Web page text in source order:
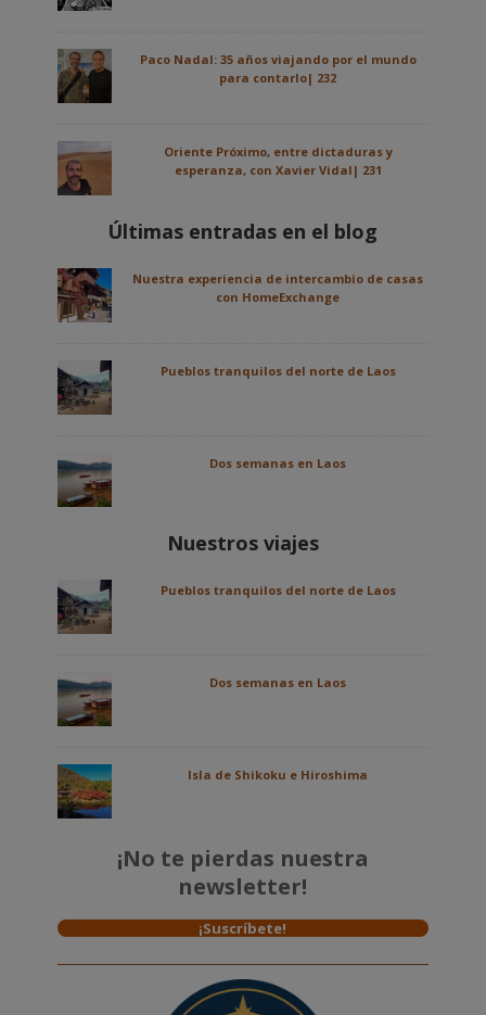
Paco Nadal: 35 años viajando por el mundo
para contarlo| 232
Oriente Próximo, entre dictaduras y
esperanza, con Xavier Vidal| 231
Últimas entradas en el blog
Nuestra experiencia de intercambio de casas
con HomeExchange
Pueblos tranquilos del norte de Laos
Dos semanas en Laos
Nuestros viajes
Pueblos tranquilos del norte de Laos
Dos semanas en Laos
Isla de Shikoku e Hiroshima
¡No te pierdas nuestra
newsletter!
¡Suscríbete!